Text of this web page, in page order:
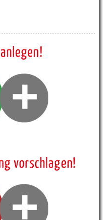
vorschlagen!